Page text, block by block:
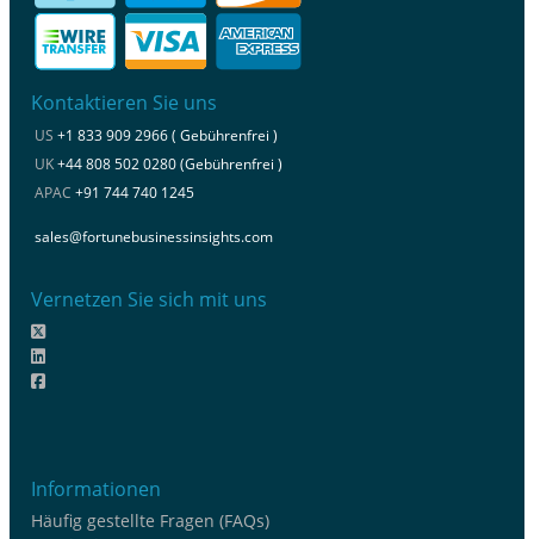
Kontaktieren Sie uns
US +1 833 909 2966 ( Gebührenfrei )
UK+44 808 502 0280 (Gebührenfrei )
APAC +91 744 740 1245
sales@fortunebusinessinsights.com
Vernetzen Sie sich mit uns
Informationen
Häufig gestellte Fragen (FAQs)